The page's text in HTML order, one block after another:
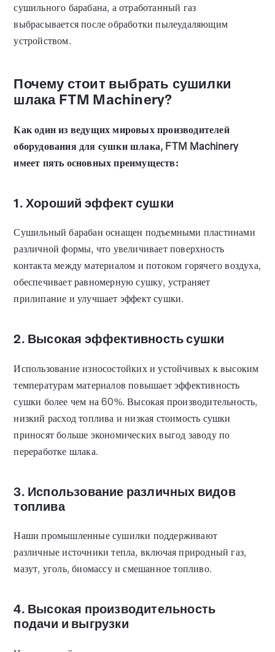
сушильного барабана, а отработанный газ
выбрасывается после обработки пылеудаляющим
устройством.
Почему стоит выбрать сушилки
шлака FTM Machinery?
Как один из ведущих мировых производителей
оборудования для сушки шлака, FTM Machinery
имеет пять основных преимуществ:
1. Хороший эффект сушки
Сушильный барабан оснащен подъемными пластинами
различной формы, что увеличивает поверхность
контакта между материалом и потоком горячего воздуха,
обеспечивает равномерную сушку, устраняет
прилипание и улучшает эффект сушки.
2. Высокая эффективность сушки
Использование износостойких и устойчивых к высоким
температурам материалов повышает эффективность
сушки более чем на 60%. Высокая производительность,
низкий расход топлива и низкая стоимость сушки
приносят больше экономических выгод заводу по
переработке шлака.
3. Использование различных видов
топлива
Наши промышленные сушилки поддерживают
различные источники тепла, включая природный газ,
мазут, уголь, биомассу и смешанное топливо.
4. Высокая производительность
подачи и выгрузки